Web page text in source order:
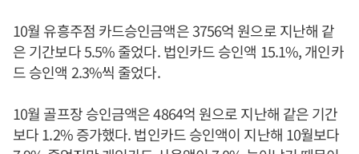
10월 유흥주점 카드승인금액은 3756억 원으로 지난해 같
은 기간보다 5.5% 줄었다. 법인카드 승인액 15.1%, 개인카
드 승인액 2.3%씩 줄었다.
10월 골프장 승인금액은 4864억 원으로 지난해 같은 기간
보다 1.2% 증가했다. 법인카드 승인액이 지난해 10월보다